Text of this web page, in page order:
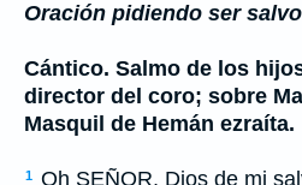
Oración pidiendo ser
Cántico. Salmo de los
director del coro; sobre
Masquil de Hemán ezraíta.
1 Oh SEÑOR, Dios de mi